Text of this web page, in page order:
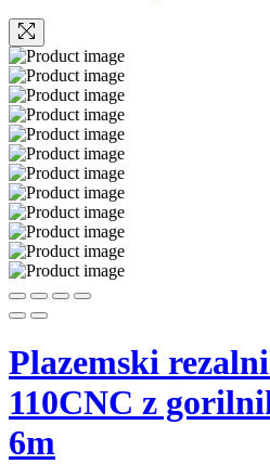
Plazemski
110CNC z
6m